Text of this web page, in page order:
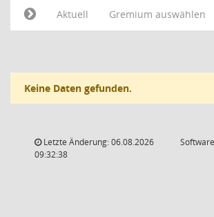
Aktuell
Gremium auswählen
Keine Daten gefunden.
Letzte Änderung: 06.08.2026
09:32:38